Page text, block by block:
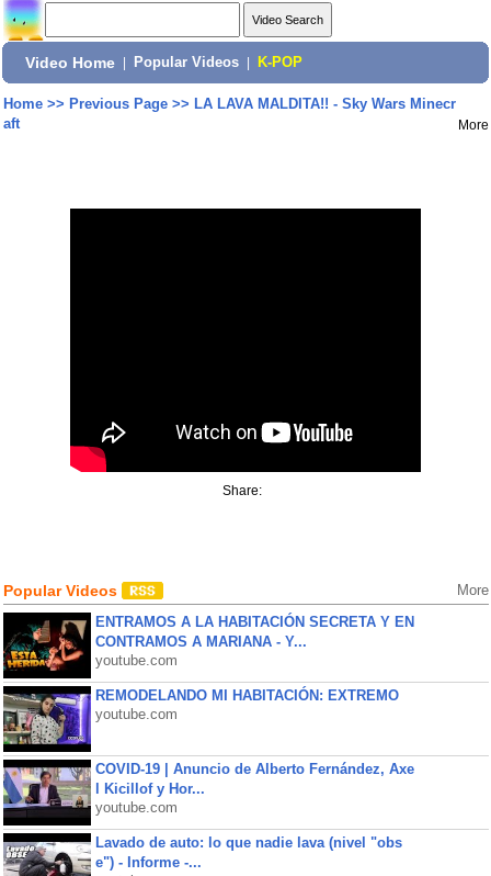
Video Home Popular Videos K-POP
Home>> Previous Page>> LA LAVA MALDITA!! - Sky Wars Minecr
aft
More
Share:
Popular Videos More
ENTRAMOS A LA HABITACIÓN SECRETA Y EN
CONTRAMOS A MARIANA - Y...
youtube.com
REMODELANDO MI HABITACIÓN: EXTREMO
youtube.com
COVID-19 | Anuncio de Alberto Fernández, Axe
l Kicillof y Hor...
youtube.com
Lavado de auto: lo que nadie lava (nivel "obs
e") - Informe -...